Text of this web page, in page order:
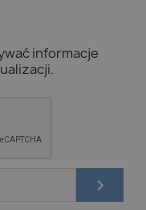
informacje